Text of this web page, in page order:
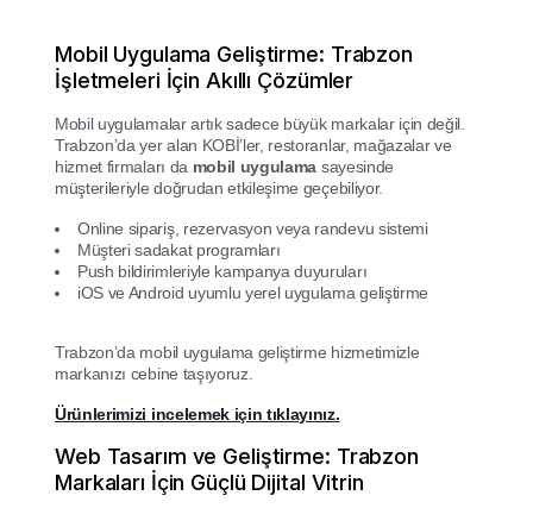
Mobil Uygulama Geliştirme: Trabzon
İşletmeleri İçin Akıllı Çözümler
Mobil uygulamalar artık sadece büyük markalar için değil.
Trabzon’da yer alan KOBİ’ler, restoranlar, mağazalar ve
hizmet firmaları da mobil uygulama sayesinde
müşterileriyle doğrudan etkileşime geçebiliyor.
Online sipariş, rezervasyon veya randevu sistemi
Müşteri sadakat programları
Push bildirimleriyle kampanya duyuruları
iOS ve Android uyumlu yerel uygulama geliştirme
Trabzon’da mobil uygulama geliştirme hizmetimizle
markanızı cebine taşıyoruz.
Ürünlerimizi incelemek için tıklayınız.
Web Tasarım ve Geliştirme: Trabzon
Markaları İçin Güçlü Dijital Vitrin